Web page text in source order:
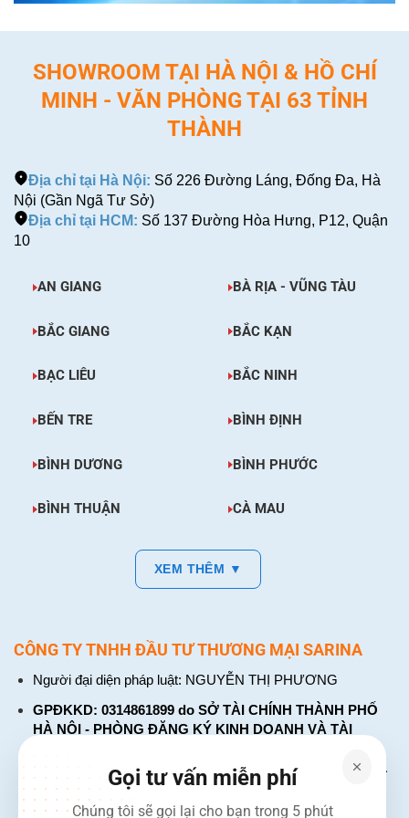
SHOWROOM TẠI HÀ NỘI & HỒ CHÍ
MINH - VĂN PHÒNG TẠI 63 TỈNH
THÀNH
Địa chỉ tại Hà Nội: Số 226 Đường Láng, Đống Đa, Hà
Nội (Gần Ngã Tư Sở)
Địa chỉ tại HCM: Số 137 Đường Hòa Hưng, P12, Quận
10
AN GIANG BÀ RỊA - VŨNG TÀU
BẮC GIANG BẮC KẠN
BẠC LIÊU BẮC NINH
BẾN TRE BÌNH ĐỊNH
BÌNH DƯƠNG BÌNH PHƯỚC
BÌNH THUẬN CÀ MAU
XEM THÊM ▼
CÔNG TY TNHH ĐẦU TƯ THƯƠNG MẠI SARINA
Người đại diện pháp luật: NGUYỄN THỊ PHƯƠNG
GPĐKKD: 0314861899 do SỞ TÀI CHÍNH THÀNH PHỐ
HÀ NỘI - PHÒNG ĐĂNG KÝ KINH DOANH VÀ TÀI
CHÍNH DOANH NGHIỆP cấp. Đăng ký lần đầu: ngày 26
tháng 01 năm 2018. Đăng ký thay đổi lần thứ: 4, ngày 31
tháng 03 năm 2026Gọi tư vấn miễn phí
Chúng tôi sẽ gọi lại cho bạn trong 5 phút